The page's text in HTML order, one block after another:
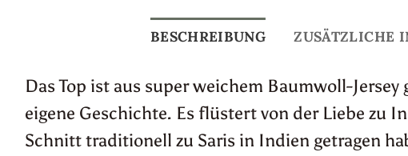
BESCHREIBUNG ZUSÄTZLICHE
Das Top ist aus super weichem Baumwoll-
eigene Geschichte. Es flüstert von der Liebe zu
Schnitt traditionell zu Saris in Indien getragen